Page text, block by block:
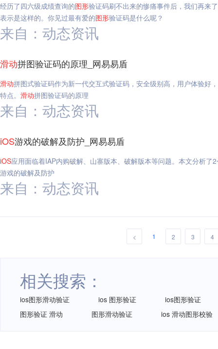
经历了四六级成绩查询的图形验证码刷不出来的惨痛事件后，我们再来
表示是这样的。你见过最有爱的图形验证码是什么呢？
来自：动态资讯
滑动拼图验证码的原理_网易易盾
滑动拼图式验证码作为新一代交互式验证码，安全级别高，用户体验好
特点。 滑动拼图验证码的原理
来自：动态资讯
iOS游戏的破解及防护_网易易盾
iOS应用面临着IAP内购破解、山寨版本、破解版本等问题。本文分析了
游戏的破解及防护
来自：动态资讯
< 1 2 3 4
相关搜索：
ios图形滑动验证 ios 图形验证
ios图形验证
图形验证 滑动
图形滑动验证 ios 滑动图形校验